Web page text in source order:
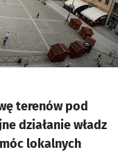
terenów pod
działanie władz
lokalnych